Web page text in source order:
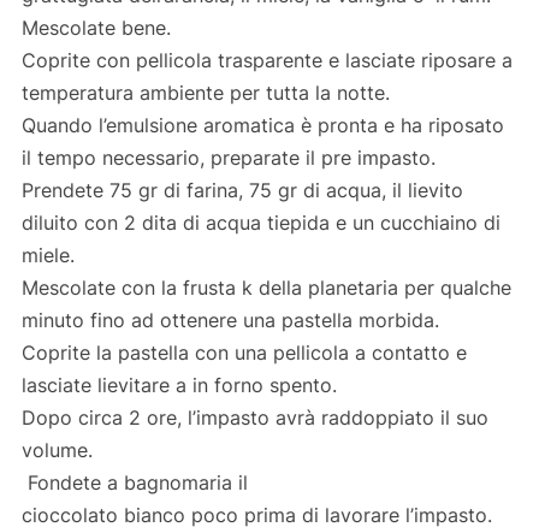
Mescolate bene.
Coprite con pellicola trasparente e lasciate riposare a
temperatura ambiente per tutta la notte.
Quando l’emulsione aromatica è pronta e ha riposato
il tempo necessario, preparate il pre impasto.
Prendete 75 gr di farina, 75 gr di acqua, il lievito
diluito con 2 dita di acqua tiepida e un cucchiaino di
miele.
Mescolate con la frusta k della planetaria per qualche
minuto fino ad ottenere una pastella morbida.
Coprite la pastella con una pellicola a contatto e
lasciate lievitare a in forno spento.
Dopo circa 2 ore, l’impasto avrà raddoppiato il suo
volume.
Fondete a bagnomaria il
cioccolato bianco poco prima di lavorare l’impasto.